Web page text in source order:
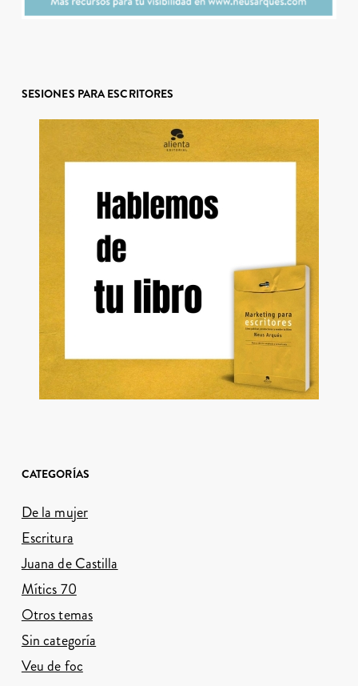
SESIONES PARA ESCRITORES
CATEGORÍAS
De la mujer
Escritura
Juana de Castilla
Mítics 70
Otros temas
Sin categoría
Veu de foc